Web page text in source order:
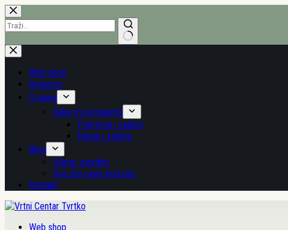
Preskoči
na
sadržaj
Nema
rezultata.
Web shop
Košarica
O nama
Kako mi uzgajamo
Priprema i sadnja
Njega i zaštita
Blog
Učimo zajedno
Sve što raste kod nas
Kontakt
Web shop